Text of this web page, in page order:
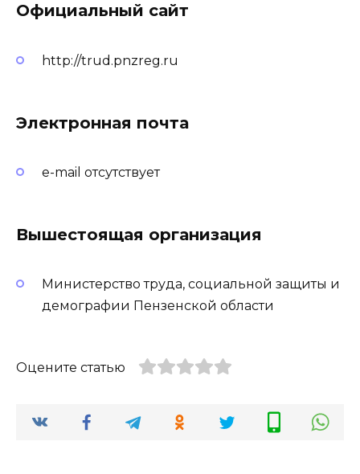
Официальный сайт
http://trud.pnzreg.ru
Электронная почта
e-mail отсутствует
Вышестоящая организация
Министерство труда, социальной защиты и
демографии Пензенской области
Оцените статью